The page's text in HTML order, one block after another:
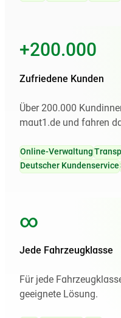
+200.000
Zufriedene Kunden
Über 200.000
maut1.de und fahren
Online-Verwaltung
Deutscher Kundenservice
∞
Jede Fahrzeugklasse
Für jede
geeignete Lösung.